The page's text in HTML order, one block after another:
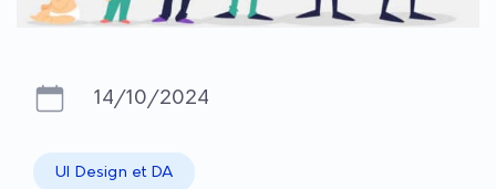
14/10/2024
UI Design et DA